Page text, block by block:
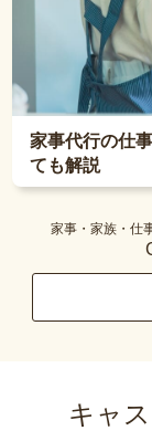
家事代行の仕
ても解説
家事・家族・仕
キャ